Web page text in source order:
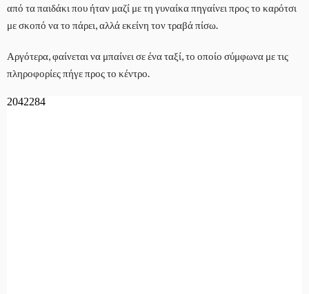
από τα παιδάκι που ήταν μαζί με τη γυναίκα πηγαίνει προς το καρότσι
με σκοπό να το πάρει, αλλά εκείνη τον τραβά πίσω.
Αργότερα, φαίνεται να μπαίνει σε ένα ταξί, το οποίο σύμφωνα με τις
πληροφορίες πήγε προς το κέντρο.